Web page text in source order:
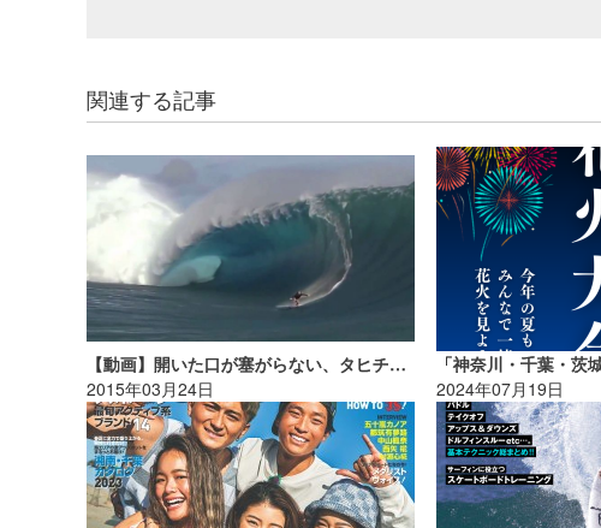
関連する記事
【動画】開いた口が塞がらない、タヒチの怪物級ビッグウェーブ！！
2015年03月24日
2024年07月19日